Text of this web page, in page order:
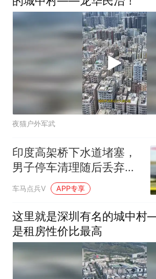
夜猫户外军武
印度高架桥下水道堵塞，
男子停车清理随后丢弃垃
圾的举动引起热议
车马点兵V APP专享
这里就是深圳有名的城中村
是租房性价比最高